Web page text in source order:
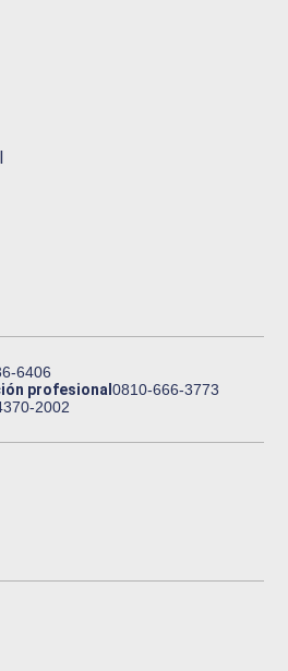
6406
profesional0810-666-3773
2002